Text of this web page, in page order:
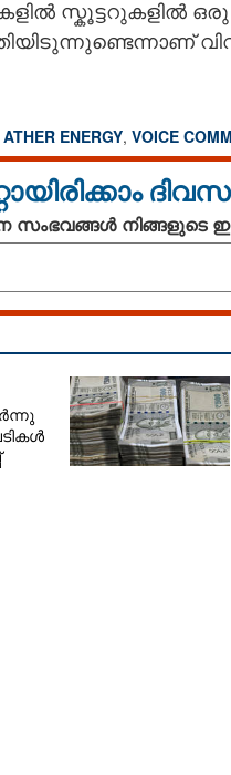
സ്കൂട്ടറുകളിൽ
ATHER ENERGY, VOICE
സംഭവങ്ങൾ
ബിഗിലേ! സ്‌കൂട്ടറുകളില്‍